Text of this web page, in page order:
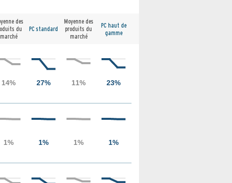
des
du
marché
PC standard
Moyenne des
produits du
marché
PC haut de
gamme